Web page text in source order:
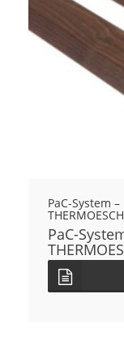
PaC-System
PaC-